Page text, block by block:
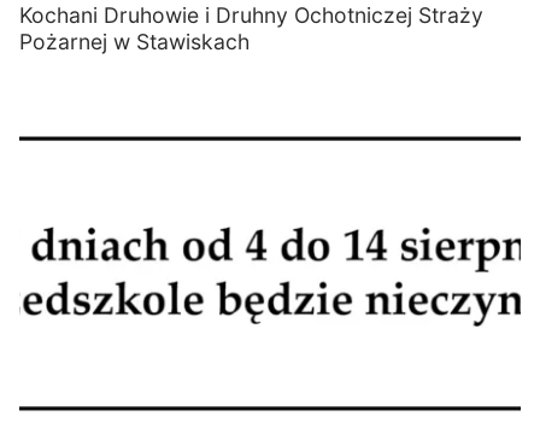
Kochani Druhowie i Druhny Ochotniczej Straży
Pożarnej w Stawiskach